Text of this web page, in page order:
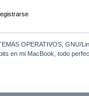
OPERATIVOS, GNU/
en mi MacBook, todo